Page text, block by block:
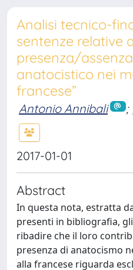
Analisi tecnico-
sentenze relative
presenza/
anatocistico nei
francese”
Antonio Annibali ;
2017-01-01
Abstract
In questa nota, estratta
presenti in bibliografia,
ribadire che il loro
presenza di anatocismo
alla francese riguarda